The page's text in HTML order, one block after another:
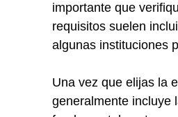
importante que
requisitos suelen
algunas instituciones
Una vez que elijas la
generalmente incluye